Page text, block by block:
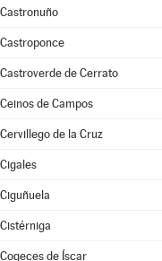
Castronuño
Castroponce
Castroverde de Cerrato
Ceinos de Campos
Cervillego de la Cruz
Cigales
Ciguñuela
Cistérniga
Cogeces de Íscar